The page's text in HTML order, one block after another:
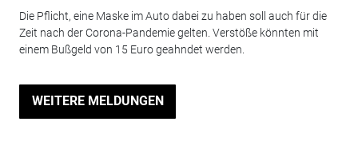
Die Pflicht, eine Maske im Auto dabei zu haben soll auch für die
Zeit nach der Corona-Pandemie gelten. Verstöße könnten mit
einem Bußgeld von 15 Euro geahndet werden.
WEITERE MELDUNGEN